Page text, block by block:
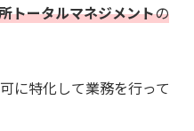
トータルマネジメントの
に特化して業務を行って